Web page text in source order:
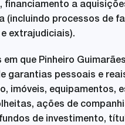
financiamento a
(incluindo processos de
extrajudiciais).
que Pinheiro
garantias pessoais e
imóveis, equipamentos,
ações de
de investimento,